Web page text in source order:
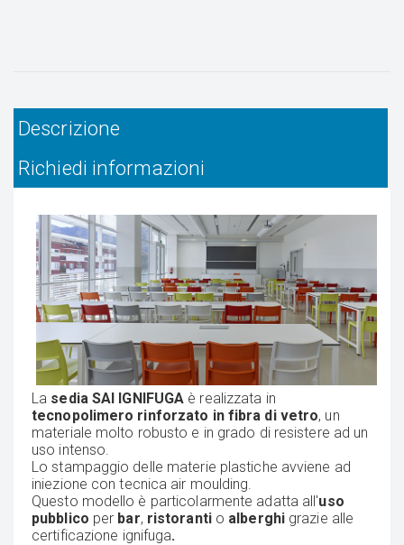
Descrizione
Richiedi informazioni
La sedia SAI IGNIFUGA è realizzata in
tecnopolimero rinforzato in fibra di vetro, un
materiale molto robusto e in grado di resistere ad un
uso intenso.
Lo stampaggio delle materie plastiche avviene ad
iniezione con tecnica air moulding.
Questo modello è particolarmente adatta all'uso
pubblico per bar, ristorantio alberghi grazie alle
certificazione ignifuga.